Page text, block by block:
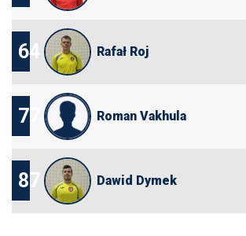
64 Rafał Roj
77 Roman Vakhula
87 Dawid Dymek